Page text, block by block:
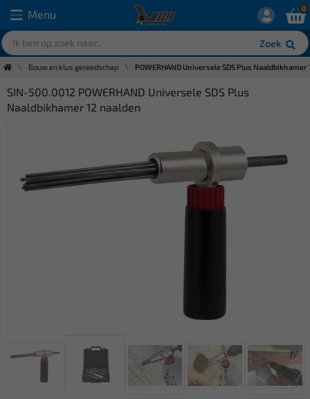
Menu
Zoek
0
Bouw en klus gereedschap POWERHAND Universele SDS Plus Naaldbikhamer
SIN-500.0012 POWERHAND Universele SDS Plus
Naaldbikhamer 12 naalden